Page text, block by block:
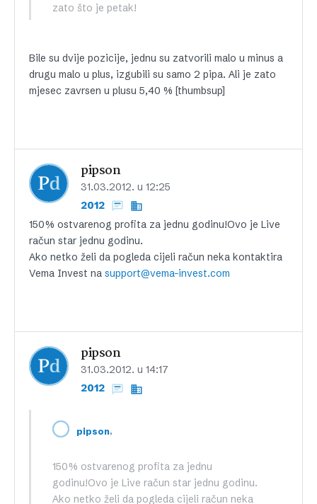
zato što je petak!
Bile su dvije pozicije, jednu su zatvorili malo u minus a
drugu malo u plus, izgubili su samo 2 pipa. Ali je zato
mjesec zavrsen u plusu 5,40 % [thumbsup]
pipson
31.03.2012. u 12:25
2012
150% ostvarenog profita za jednu godinu!Ovo je Live
račun star jednu godinu.
Ako netko želi da pogleda cijeli račun neka kontaktira
Vema Invest na support@vema-invest.com
pipson
31.03.2012. u 14:17
2012
pipson,
150% ostvarenog profita za jednu
godinu!Ovo je Live račun star jednu godinu.
Ako netko želi da pogleda cijeli račun neka